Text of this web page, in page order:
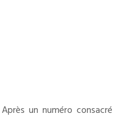
Après un numéro